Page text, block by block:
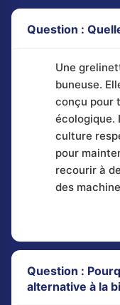
Question :
Une
buneuse.
conçu pour
écologique.
culture
pour
recourir à
des
Question :
alternative à la